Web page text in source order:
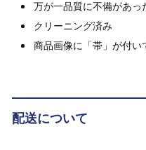
万が一品質に不備があっ
クリーニング済み
商品画像に「帯」が付い
配送について